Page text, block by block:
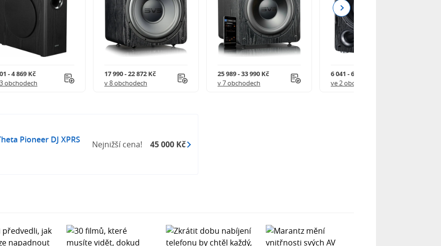
kdekoli na světě
- 4 869 Kč
obchodech
17 990 - 22 872 Kč
v 8 obchodech
25 989 - 33 990 Kč
v 7 obchodech
6 041 - 6 752 Kč
ve 2 obchodech
Next
Pioneer DJ XPRS
Nejnižší cena! 45 000 Kč